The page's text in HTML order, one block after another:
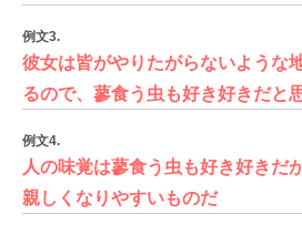
例文3.
彼女は皆がやりたがらないような
るので、蓼食う虫も好き好きだと
例文4.
人の味覚は蓼食う虫も好き好きだ
親しくなりやすいものだ